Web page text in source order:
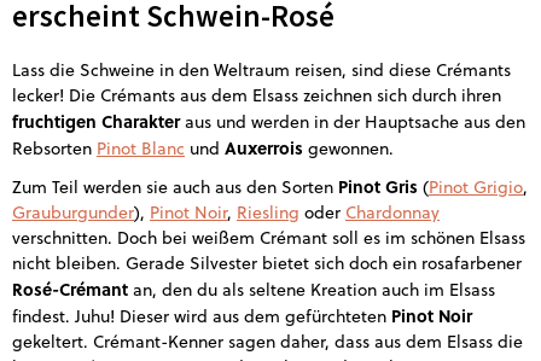
erscheint Schwein-Rosé
Lass die Schweine in den Weltraum reisen, sind diese Crémants
lecker! Die Crémants aus dem Elsass zeichnen sich durch ihren
fruchtigen Charakteraus und werden in der Hauptsache aus den
Rebsorten Pinot Blanc und Auxerrois gewonnen.
Zum Teil werden sie auch aus den Sorten Pinot Gris (Pinot Grigio,
Grauburgunder), Pinot Noir, Riesling oder Chardonnay
verschnitten. Doch bei weißem Crémant soll es im schönen Elsass
nicht bleiben. Gerade Silvester bietet sich doch ein rosafarbener
Rosé-Crémant an, den du als seltene Kreation auch im Elsass
findest. Juhu! Dieser wird aus dem gefürchteten Pinot Noir
gekeltert. Crémant-Kenner sagen daher, dass aus dem Elsass die